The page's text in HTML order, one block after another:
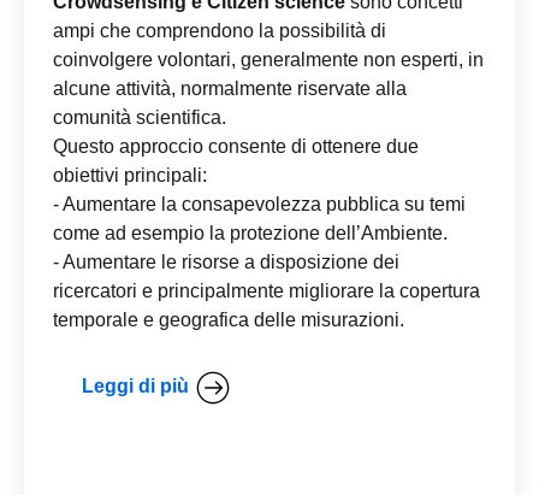
ampi che comprendono la possibilità di
coinvolgere volontari, generalmente non esperti, in
alcune attività, normalmente riservate alla
comunità scientifica.
Questo approccio consente di ottenere due
obiettivi principali:
- Aumentare la consapevolezza pubblica su temi
come ad esempio la protezione dell’Ambiente.
- Aumentare le risorse a disposizione dei
ricercatori e principalmente migliorare la copertura
temporale e geografica delle misurazioni.
Leggi di più